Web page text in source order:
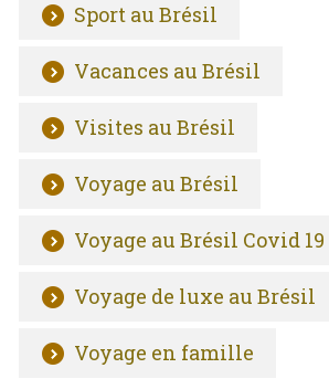
Sport au Brésil
Vacances au Brésil
Visites au Brésil
Voyage au Brésil
Voyage au Brésil Covid 19
Voyage de luxe au Brésil
Voyage en famille